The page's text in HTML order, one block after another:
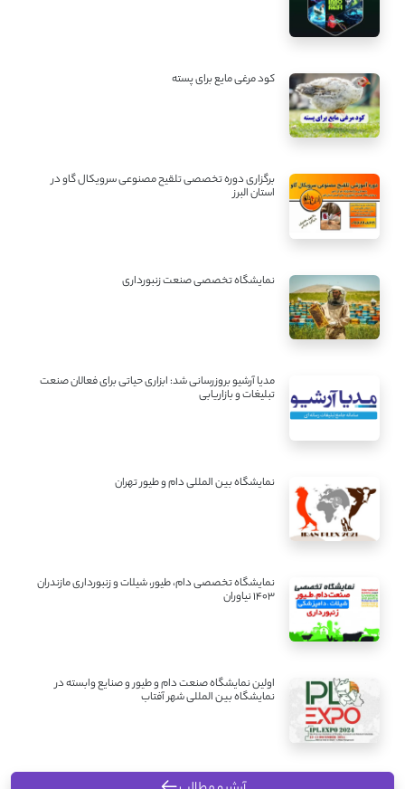
کود مرغی مایع برای پسته
برگزاری دوره تخصصی تلقیح مصنوعی سرویکال گاو در
استان البرز
نمایشگاه تخصصی صنعت زنبورداری
مدیا آرشیو بروزرسانی شد: ابزاری حیاتی برای فعالان صنعت
تبلیغات و بازاریابی
نمایشگاه بین المللی دام و طیور تهران
نمایشگاه تخصصی دام، طیور، شیلات و زنبورداری مازندران
1403 نیاوران
اولین نمایشگاه صنعت دام و طیور و صنایع وابسته در
نمایشگاه بین المللی شهر آفتاب